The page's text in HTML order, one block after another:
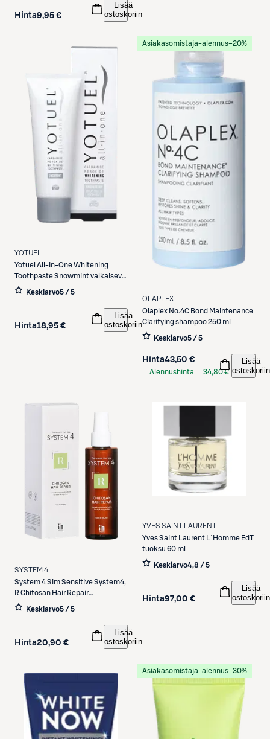
Hinta9,95 €
Lisää
ostoskoriin
YOTUEL
Yotuel All-In-One Whitening
Toothpaste Snowmint valkaiseva
hammastahna, minttu75 ml
Keskiarvo5 / 5
Hinta18,95 €
Lisää
ostoskoriin
Asiakasomistaja-alennus−20%
OLAPLEX
Olaplex No.4C Bond Maintenance
Clarifying shampoo 250 ml
Keskiarvo5 / 5
Hinta43,50 €
Alennushinta
34,80 €
Lisää
ostoskoriin
SYSTEM 4
System 4Sim Sensitive System4,
R Chitosan Hair Repair
hoitosuihke 150 ml
Keskiarvo5 / 5
Hinta20,90 €
Lisää
ostoskoriin
YVES SAINT LAURENT
Yves Saint Laurent
L´Homme EdT
tuoksu 60 ml
Keskiarvo4,8 / 5
Hinta97,00 €
Lisää
ostoskoriin
Asiakasomistaja-alennus−30%